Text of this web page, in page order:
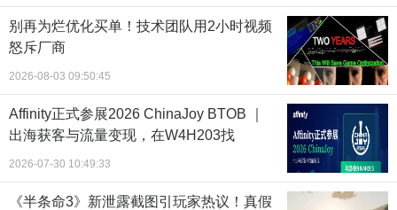
别再为烂优化买单！技术团队用2小时视频
怒斥厂商
2026-08-03 09:50:45
Affinity正式参展2026 ChinaJoy BTOB ｜
出海获客与流量变现，在W4H203找
2026-07-30 10:49:33
《半条命3》新泄露截图引玩家热议！真假